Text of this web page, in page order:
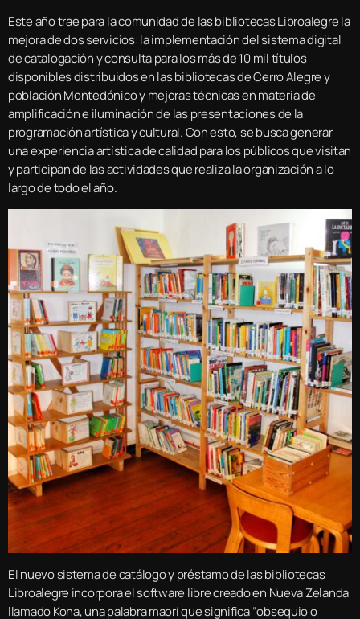
Este año trae para la comunidad de las bibliotecas Libroalegre la
mejora de dos servicios: la implementación del sistema digital
de catalogación y consulta para los más de 10 mil títulos
disponibles distribuidos en las bibliotecas de Cerro Alegre y
población Montedónico y mejoras técnicas en materia de
amplificación e iluminación de las presentaciones de la
programación artística y cultural. Con esto, se busca generar
una experiencia artística de calidad para los públicos que visitan
y participan de las actividades que realiza la organización a lo
largo de todo el año.
El nuevo sistema de catálogo y préstamo de las bibliotecas
Libroalegre incorpora el software libre creado en Nueva Zelanda
llamado Koha, una palabra maorí que significa “obsequio o